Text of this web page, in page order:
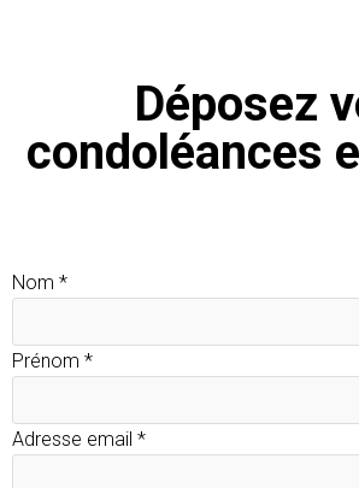
Déposez
condoléances
Nom *
Prénom *
Adresse email *